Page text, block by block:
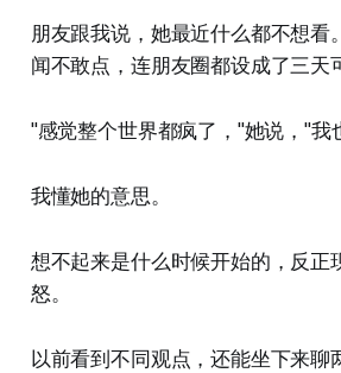
朋友跟我说，她最近什么都不想看
闻不敢点，连朋友圈都设成了三天
"感觉整个世界都疯了，"她说，"我
我懂她的意思。
想不起来是什么时候开始的，反正
怒。
以前看到不同观点，还能坐下来聊